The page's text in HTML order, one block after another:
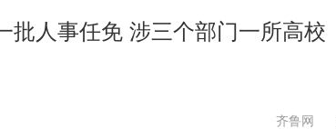
批人事任免 涉三个部门一所高校
齐鲁网